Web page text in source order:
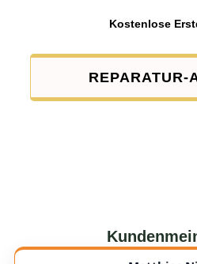
Kostenlose
REPARATUR-